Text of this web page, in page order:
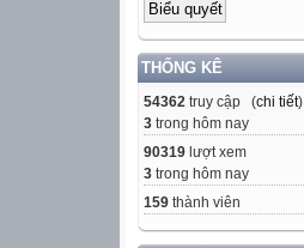
THỐNG KÊ
54362 truy cập (chi tiết)
3 trong hôm nay
90319 lượt xem
3 trong hôm nay
159 thành viên